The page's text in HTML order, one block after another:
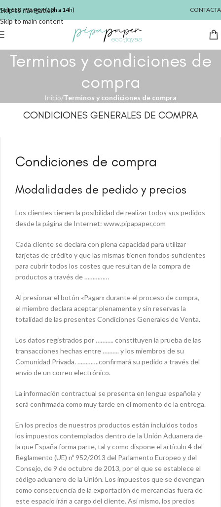
Skip to navigation
Skip to main content
Telf658 795 467(10h a 14h) CONTACTA
Terminos y condiciones de
compra
Inicio/Terminos y condiciones de compra
CONDICIONES GENERALES DE COMPRA
Condiciones de compra
Modalidades de pedido y precios
Los clientes tienen la posibilidad de realizar todos sus pedidos
desde la página de Internet: www.pipapaper,com
Cada cliente se declara con plena capacidad para utilizar
tarjetas de crédito y que las mismas tienen fondos suficientes
para cubrir todos los costes que resultan de la compra de
productos a través de ……………
Al presionar el botón «Pagar» durante el proceso de compra,
el miembro declara aceptar plenamente y sin reservas la
totalidad de las presentes Condiciones Generales de Venta.
Los datos registrados por ……….. constituyen la prueba de las
transacciones hechas entre ………. y los miembros de su
Comunidad Privada. ………….confirmará su pedido a través del
envío de un correo electrónico.
La información contractual se presenta en lengua española y
será confirmada como muy tarde en el momento de la entrega.
En los precios de nuestros productos están incluidos todos
los impuestos contemplados dentro de la Unión Aduanera de
la que España forma parte, tal y como dispone el artículo 4 del
Reglamento (UE) nº 952/2013 del Parlamento Europeo y del
Consejo, de 9 de octubre de 2013, por el que se establece el
código aduanero de la Unión. Los impuestos que se devengan
como consecuencia de la exportación de mercancías fuera de
este espacio irán a cargo del cliente. Así mismo, los precios